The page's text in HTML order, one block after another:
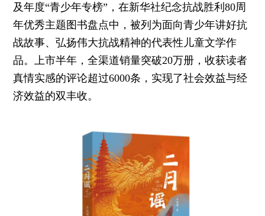
及年度“青少年专榜”，在新华社纪念抗战胜利80周
年优秀主题图书盘点中，被列为面向青少年讲好抗
战故事、弘扬伟大抗战精神的代表性儿童文学作
品。上市半年，全渠道销量突破20万册，收获读者
真情实感的评论超过6000条，实现了社会效益与经
济效益的双丰收。